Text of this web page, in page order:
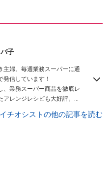
子
主婦。毎週業務スーパーに通
発信しています！
、業務スーパー商品を徹底レ
レンジレシピも大好評。時
チオシストの他の記事を読む